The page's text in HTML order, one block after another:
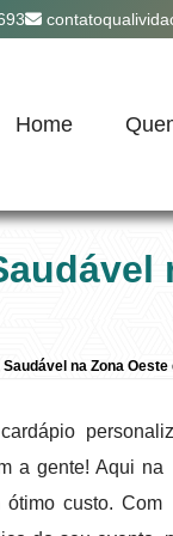
Home
na Zona Oeste
a gente! Aqui
custo.